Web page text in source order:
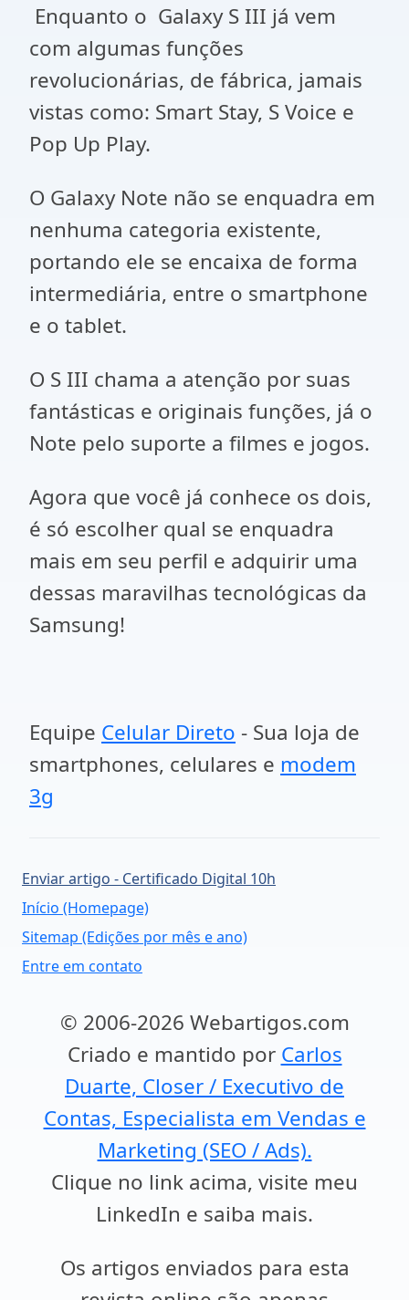
Enquanto o Galaxy S III já vem
com algumas funções
revolucionárias, de fábrica, jamais
vistas como: Smart Stay, S Voice e
Pop Up Play.
O Galaxy Note não se enquadra em
nenhuma categoria existente,
portando ele se encaixa de forma
intermediária, entre o smartphone
e o tablet.
O S III chama a atenção por suas
fantásticas e originais funções, já o
Note pelo suporte a filmes e jogos.
Agora que você já conhece os dois,
é só escolher qual se enquadra
mais em seu perfil e adquirir uma
dessas maravilhas tecnológicas da
Samsung!
Equipe Celular Direto - Sua loja de
smartphones, celulares e modem
3g
Enviar artigo - Certificado Digital 10h
Início (Homepage)
Sitemap (Edições por mês e ano)
Entre em contato
© 2006-2026 Webartigos.com
Criado e mantido por Carlos
Duarte, Closer / Executivo de
Contas, Especialista em Vendas e
Marketing (SEO / Ads).
Clique no link acima, visite meu
LinkedIn e saiba mais.
Os artigos enviados para esta